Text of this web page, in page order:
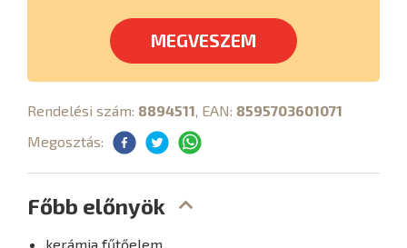
MEGVESZEM
Rendelési szám: 8894511 , EAN: 8595703601071
Megosztás:
Főbb előnyök
kerámia fűtőelem